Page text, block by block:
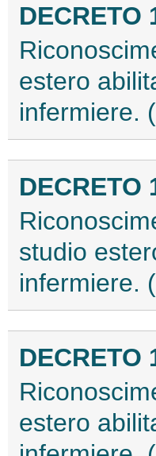
DECRETO
estero
infermiere.
DECRETO
studio
infermiere.
DECRETO
estero